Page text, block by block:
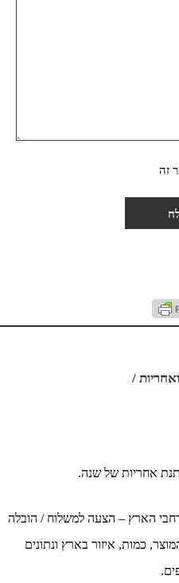
זה
ואחריות /
אחריות של שנה.
הארץ – הצעה למשלוח / הובלה
כמות, איזור בארץ ונתונים